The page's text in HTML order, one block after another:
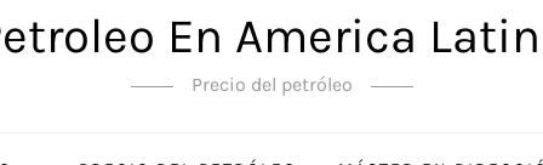
En America
Precio del petróleo